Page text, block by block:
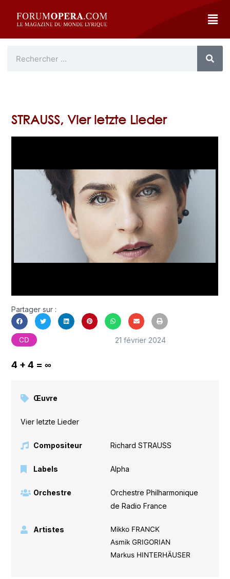
STRAUSS, Vier letzte Lieder
Partager sur :
CD 21 février 2024
4 + 4 = ∞
Œuvre
Vier letzte Lieder
Compositeur Richard STRAUSS
Labels Alpha
Orchestre
Orchestre Philharmonique
de Radio France
Artistes
Mikko FRANCK
Asmik GRIGORIAN
Markus HINTERHÄUSER